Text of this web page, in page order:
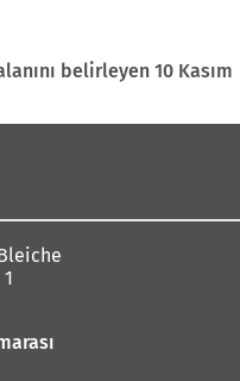
belirleyen 10 Kasım